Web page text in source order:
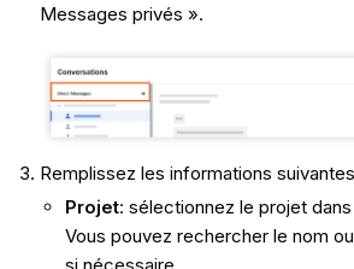
Messages privés ».
Remplissez les informations
Projet: sélectionnez le projet
Vous pouvez rechercher le nom